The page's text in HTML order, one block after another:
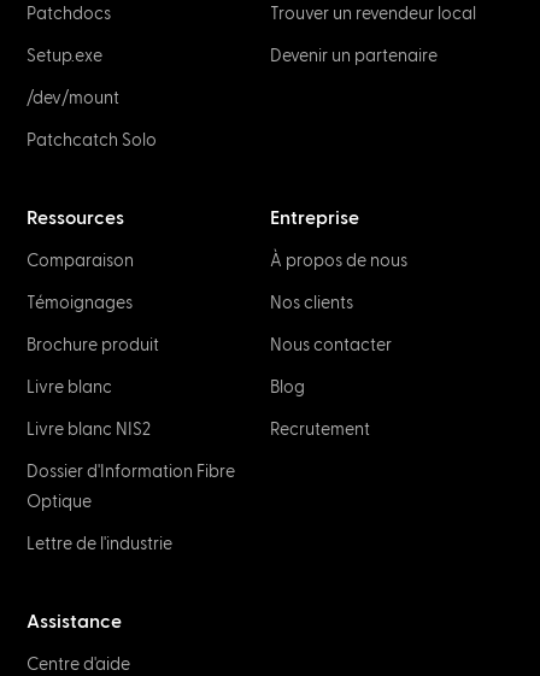
Patchdocs
Setup.exe
/dev/mount
Patchcatch Solo
Trouver un revendeur local
Devenir un partenaire
Ressources
Comparaison
Témoignages
Brochure produit
Livre blanc
Livre blanc NIS2
Dossier d'Information Fibre
Optique
Lettre de l'industrie
Entreprise
À propos de nous
Nos clients
Nous contacter
Blog
Recrutement
Assistance
Centre d'aide